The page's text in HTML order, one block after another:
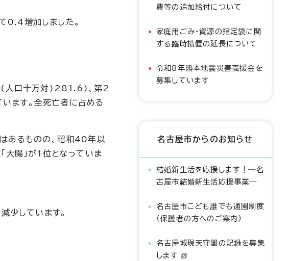
0.4増加しました。
(人口十万対)281.6)、第2
ます。全死亡者に占める
あるものの、昭和40年以
大腸」が1位となっていま
少しています。
費等の追加給付について
家庭用ごみ・資源の指定袋に関
する臨時措置の延長について
令和8年熊本地震災害義援金を
募集しています
名古屋市からのお知らせ
結婚新生活を応援します！―名
古屋市結婚新生活応援事業―
名古屋市こども誰でも通園制度
（保護者の方へのご案内）
名古屋城現天守閣の記録を募集
します